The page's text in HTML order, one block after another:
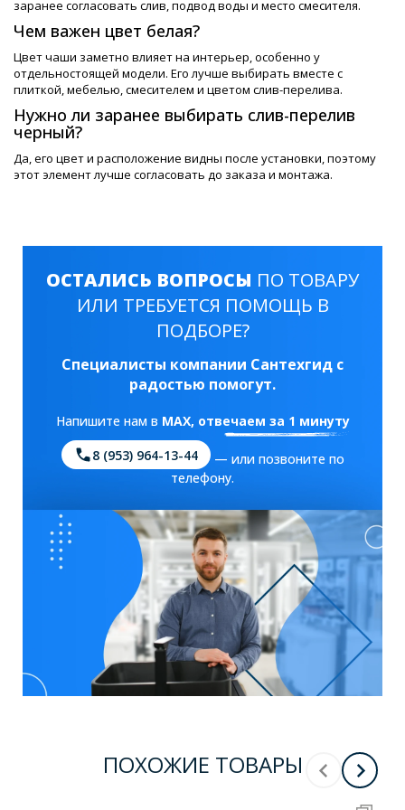
заранее согласовать слив, подвод воды и место смесителя.
Чем важен цвет белая?
Цвет чаши заметно влияет на интерьер, особенно у
отдельностоящей модели. Его лучше выбирать вместе с
плиткой, мебелью, смесителем и цветом слив-перелива.
Нужно ли заранее выбирать слив-перелив
черный?
Да, его цвет и расположение видны после установки, поэтому
этот элемент лучше согласовать до заказа и монтажа.
ОСТАЛИСЬ ВОПРОСЫ ПО ТОВАРУ
ИЛИ ТРЕБУЕТСЯ ПОМОЩЬ В
ПОДБОРЕ?
Специалисты компании Сантехгид с
радостью помогут.
Напишите нам в MAX, отвечаем за 1 минуту
8 (953) 964-13-44
— или позвоните по
телефону.
ПОХОЖИЕ ТОВАРЫ